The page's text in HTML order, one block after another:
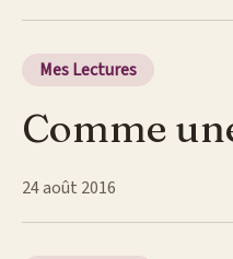
Mes Lectures
Comme
24 août 2016